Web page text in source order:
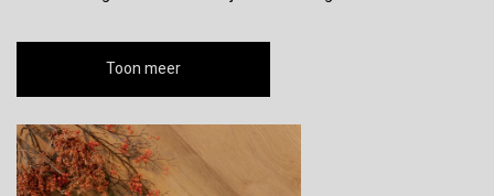
Toon meer